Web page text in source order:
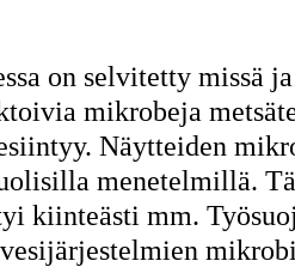
on selvitetty missä
mikrobeja
Näytteiden
menetelmillä.
kiinteästi mm.